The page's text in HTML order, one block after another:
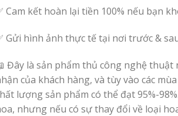
Cam kết hoàn lại tiền 100% nếu bạn
Gửi hình ảnh thực tế tại nơi trước &
Đây là sản phẩm thủ công nghệ thuật
của khách hàng, và tùy vào các
lượng sản phẩm có thể đạt 95%-
nhưng nếu có sự thay đổi về loại